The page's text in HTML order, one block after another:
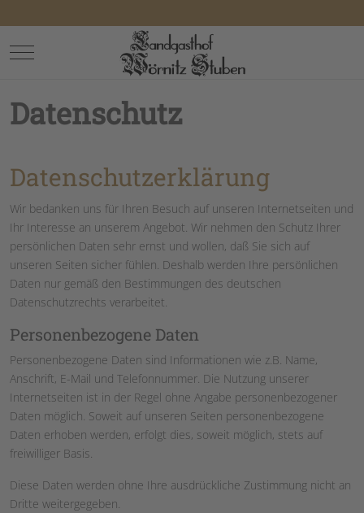
Mobile Menu Toggle
Datenschutz
Datenschutzerklärung
Wir bedanken uns für Ihren Besuch auf unseren Internetseiten und
Ihr Interesse an unserem Angebot. Wir nehmen den Schutz Ihrer
persönlichen Daten sehr ernst und wollen, daß Sie sich auf
unseren Seiten sicher fühlen. Deshalb werden Ihre persönlichen
Daten nur gemäß den Bestimmungen des deutschen
Datenschutzrechts verarbeitet.
Personenbezogene Daten
Personenbezogene Daten sind Informationen wie z.B. Name,
Anschrift, E-Mail und Telefonnummer. Die Nutzung unserer
Internetseiten ist in der Regel ohne Angabe personenbezogener
Daten möglich. Soweit auf unseren Seiten personenbezogene
Daten erhoben werden, erfolgt dies, soweit möglich, stets auf
freiwilliger Basis.
Diese Daten werden ohne Ihre ausdrückliche Zustimmung nicht an
Dritte weitergegeben.